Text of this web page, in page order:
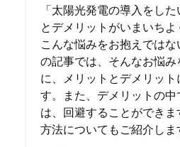
「太陽光発電の導入をし
とデメリットがいまいちよ
こんな悩みをお抱えでは
の記事では、そんなお悩
に、メリットとデメリット
す。また、デメリットの
は、回避することができ
方法についてもご紹介しま